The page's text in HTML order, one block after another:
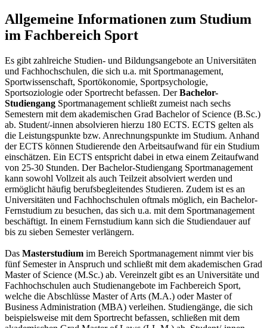
Allgemeine Informationen zum Studium
im Fachbereich Sport
Es gibt zahlreiche Studien- und Bildungsangebote an Universitäten
und Fachhochschulen, die sich u.a. mit Sportmanagement,
Sportwissenschaft, Sportökonomie, Sportpsychologie,
Sportsoziologie oder Sportrecht befassen. DerBachelor-
Studiengang Sportmanagement schließt zumeist nach sechs
Semestern mit dem akademischen Grad Bachelor of Science (B.Sc.)
ab. Student/-innen absolvieren hierzu 180 ECTS. ECTS gelten als
die Leistungspunkte bzw. Anrechnungspunkte im Studium. Anhand
der ECTS können Studierende den Arbeitsaufwand für ein Studium
einschätzen. Ein ECTS entspricht dabei in etwa einem Zeitaufwand
von 25-30 Stunden. Der Bachelor-Studiengang Sportmanagement
kann sowohl Vollzeit als auch Teilzeit absolviert werden und
ermöglicht häufig berufsbegleitendes Studieren. Zudem ist es an
Universitäten und Fachhochschulen oftmals möglich, ein Bachelor-
Fernstudium zu besuchen, das sich u.a. mit dem Sportmanagement
beschäftigt. In einem Fernstudium kann sich die Studiendauer auf
bis zu sieben Semester verlängern.
Das Masterstudium im Bereich Sportmanagement nimmt vier bis
fünf Semester in Anspruch und schließt mit dem akademischen Grad
Master of Science (M.Sc.) ab. Vereinzelt gibt es an Universitäte und
Fachhochschulen auch Studienangebote im Fachbereich Sport,
welche die Abschlüsse Master of Arts (M.A.) oder Master of
Business Administration (MBA) verleihen. Studiengänge, die sich
beispielsweise mit dem Sportrecht befassen, schließen mit dem